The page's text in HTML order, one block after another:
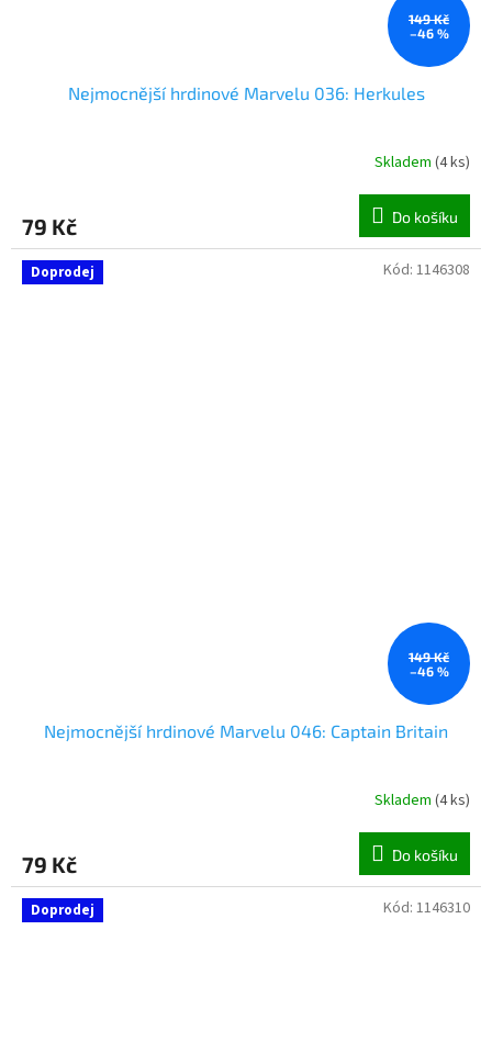
149 Kč
–46 %
Nejmocnější hrdinové Marvelu 036: Herkules
Skladem (4 ks)
79 Kč Do košíku
Doprodej
149 Kč
–46 %
Nejmocnější hrdinové Marvelu 046: Captain Britain
Skladem (4 ks)
79 Kč Do košíku
Kód: 1146308
Doprodej Kód: 1146310